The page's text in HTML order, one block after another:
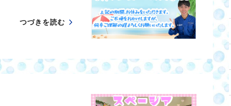
つづきを読む